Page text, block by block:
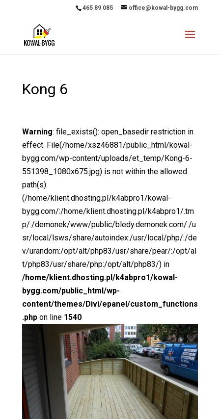
465 89 085 office@kowal-bygg.com
Kong 6
Warning: file_exists(): open_basedir restriction in
effect. File(/home/xsz46881/public_html/kowal-
bygg.com/wp-content/uploads/et_temp/Kong-6-
551398_1080x675.jpg) is not within the allowed
path(s):
(/home/klient.dhosting.pl/k4abpro1/kowal-
bygg.com/:/home/klient.dhosting.pl/k4abpro1/.tm
p/:/demonek/www/public/bledy.demonek.com/:/u
sr/local/lsws/share/autoindex:/usr/local/php/:/de
v/urandom:/opt/alt/php83/usr/share/pear/:/opt/al
t/php83/usr/share/php:/opt/alt/php83/) in
/home/klient.dhosting.pl/k4abpro1/kowal-
bygg.com/public_html/wp-
content/themes/Divi/epanel/custom_functions
.phpon line 1540